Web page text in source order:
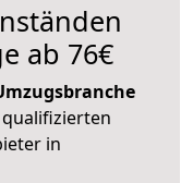
ab 76€
in